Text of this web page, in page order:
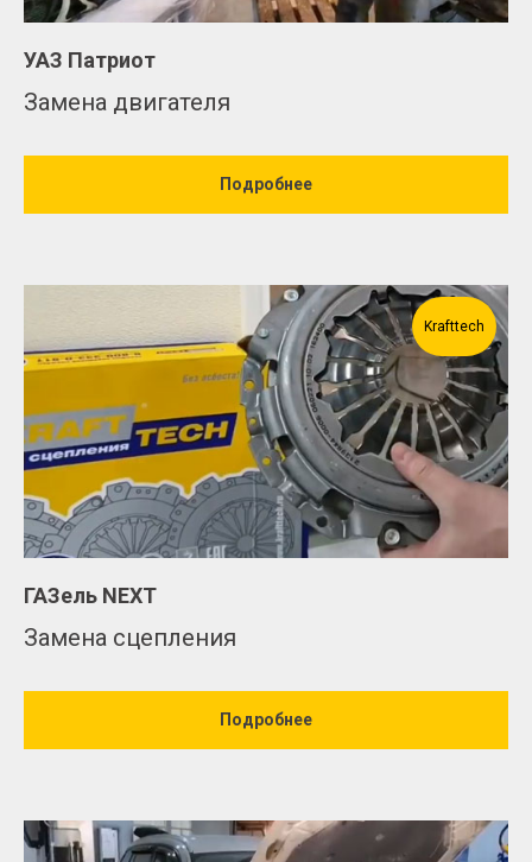
УАЗ Патриот
Замена двигателя
Подробнее
Krafttech
ГАЗель NEXT
Замена сцепления
Подробнее